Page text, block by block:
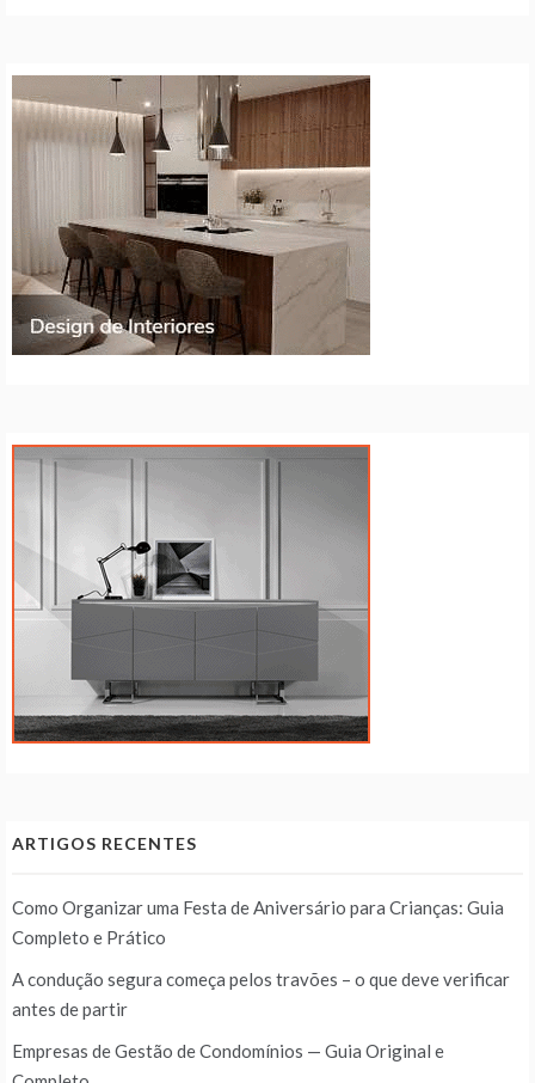
ARTIGOS RECENTES
Como Organizar uma Festa de Aniversário para Crianças: Guia
Completo e Prático
A condução segura começa pelos travões – o que deve verificar
antes de partir
Empresas de Gestão de Condomínios — Guia Original e